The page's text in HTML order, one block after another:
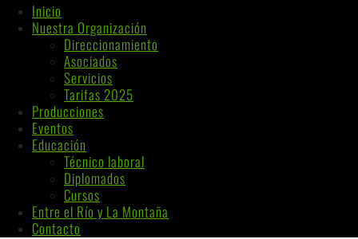
Inicio
Nuestra Organización
Direccionamiento
Asociados
Servicios
Tarifas 2025
Producciones
Eventos
Educación
Técnico laboral
Diplomados
Cursos
Entre el Río y La Montaña
Contacto